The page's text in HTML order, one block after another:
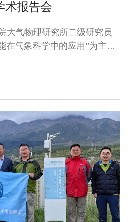
术报告会
大气物理研究所二级研究员
在气象科学中的应用”为主题
精彩的学术报告。